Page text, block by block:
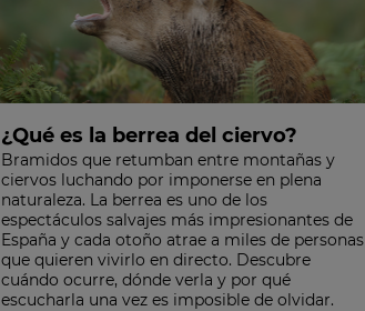
¿Qué es la berrea del ciervo?
Bramidos que retumban entre montañas y
ciervos luchando por imponerse en plena
naturaleza. La berrea es uno de los
espectáculos salvajes más impresionantes de
España y cada otoño atrae a miles de personas
que quieren vivirlo en directo. Descubre
cuándo ocurre, dónde verla y por qué
escucharla una vez es imposible de olvidar.